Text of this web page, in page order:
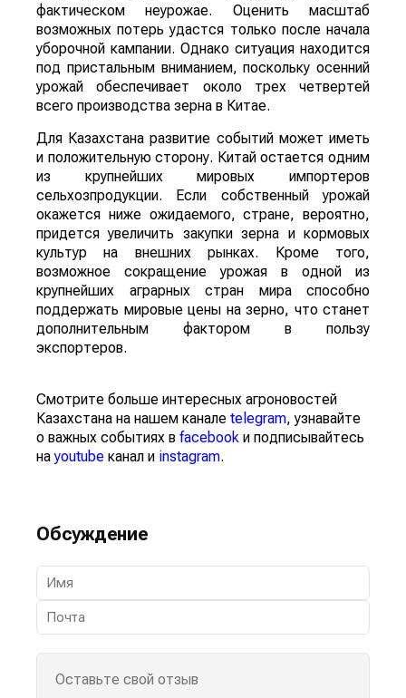
фактическом неурожае. Оценить масштаб
возможных потерь удастся только после начала
уборочной кампании. Однако ситуация находится
под пристальным вниманием, поскольку осенний
урожай обеспечивает около трех четвертей
всего производства зерна в Китае.
Для Казахстана развитие событий может иметь
и положительную сторону. Китай остается одним
из крупнейших мировых импортеров
сельхозпродукции. Если собственный урожай
окажется ниже ожидаемого, стране, вероятно,
придется увеличить закупки зерна и кормовых
культур на внешних рынках. Кроме того,
возможное сокращение урожая в одной из
крупнейших аграрных стран мира способно
поддержать мировые цены на зерно, что станет
дополнительным фактором в пользу
экспортеров.
Смотрите больше интересных агроновостей
Казахстана на нашем канале telegram, узнавайте
о важных событиях в facebook и подписывайтесь
наyoutube канал и instagram.
Обсуждение